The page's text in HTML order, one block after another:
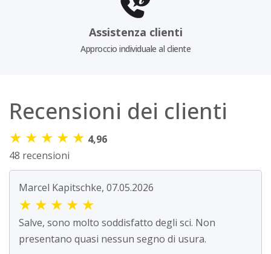
Assistenza clienti
Approccio individuale al cliente
Recensioni dei clienti
★ ★ ★ ★ ★ 4,96
48 recensioni
Marcel Kapitschke, 07.05.2026
★ ★ ★ ★ ★
Salve, sono molto soddisfatto degli sci. Non
presentano quasi nessun segno di usura.